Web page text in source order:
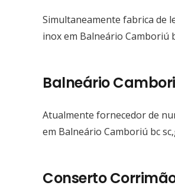
Simultaneamente fabrica de
inox em Balneário Camboriú
Balneário
Atualmente fornecedor de
em Balneário Camboriú bc
Conserto
Por isso, os profissionais que
sua comodidade